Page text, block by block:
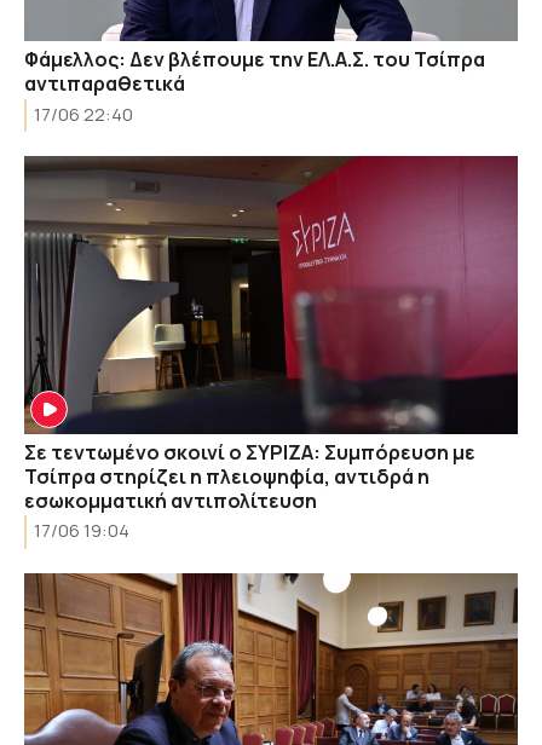
Φάμελλος: Δεν βλέπουμε την ΕΛ.Α.Σ. του Τσίπρα
αντιπαραθετικά
17/06 22:40
Σε τεντωμένο σκοινί ο ΣΥΡΙΖΑ: Συμπόρευση με
Τσίπρα στηρίζει η πλειοψηφία, αντιδρά η
εσωκομματική αντιπολίτευση
17/06 19:04